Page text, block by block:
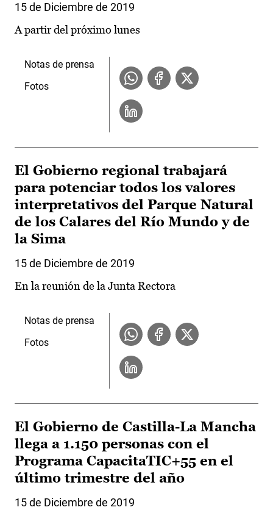
15 de Diciembre de 2019
A partir del próximo lunes
Notas de prensa
Fotos
El Gobierno regional trabajará
para potenciar todos los valores
interpretativos del Parque Natural
de los Calares del Río Mundo y de
la Sima
15 de Diciembre de 2019
En la reunión de la Junta Rectora
Notas de prensa
Fotos
El Gobierno de Castilla-La Mancha
llega a 1.150 personas con el
Programa CapacitaTIC+55 en el
último trimestre del año
15 de Diciembre de 2019